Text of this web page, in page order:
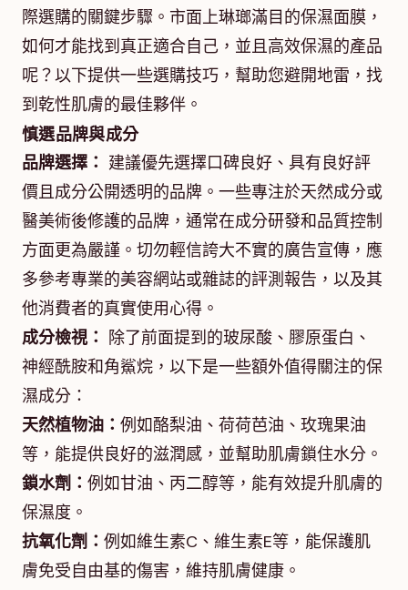
際選購的關鍵步驟。市面上琳瑯滿目的保濕面膜，
如何才能找到真正適合自己，並且高效保濕的產品
呢？以下提供一些選購技巧，幫助您避開地雷，找
到乾性肌膚的最佳夥伴。
慎選品牌與成分
品牌選擇： 建議優先選擇口碑良好、具有良好評
價且成分公開透明的品牌。一些專注於天然成分或
醫美術後修護的品牌，通常在成分研發和品質控制
方面更為嚴謹。切勿輕信誇大不實的廣告宣傳，應
多參考專業的美容網站或雜誌的評測報告，以及其
他消費者的真實使用心得。
成分檢視： 除了前面提到的玻尿酸、膠原蛋白、
神經酰胺和角鯊烷，以下是一些額外值得關注的保
濕成分：
天然植物油： 例如酪梨油、荷荷芭油、玫瑰果油
等，能提供良好的滋潤感，並幫助肌膚鎖住水分。
鎖水劑： 例如甘油、丙二醇等，能有效提升肌膚的
保濕度。
抗氧化劑： 例如維生素C、維生素E等，能保護肌
膚免受自由基的傷害，維持肌膚健康。